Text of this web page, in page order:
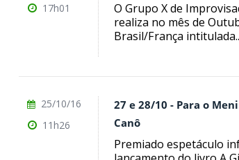
O Grupo X de
realiza no mês de
Brasil/França
17h01
27 e 28/10 - Para o
Canô
Premiado espetáculo
25/10/16
11h26